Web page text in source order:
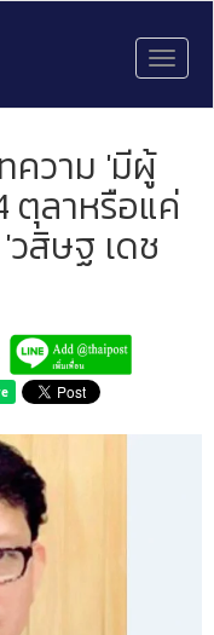
ความ 'มีผู้
ตุลาหรือแค่
สิษฐ เดช